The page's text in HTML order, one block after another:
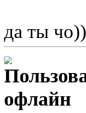
да ты чо))